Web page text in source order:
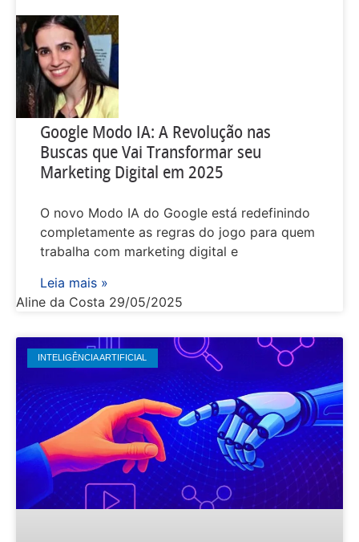
Google Modo IA: A Revolução nas
Buscas que Vai Transformar seu
Marketing Digital em 2025
O novo Modo IA do Google está redefinindo
completamente as regras do jogo para quem
trabalha com marketing digital e
Leia mais »
Aline da Costa 29/05/2025
INTELIGÊNCIA ARTIFICIAL